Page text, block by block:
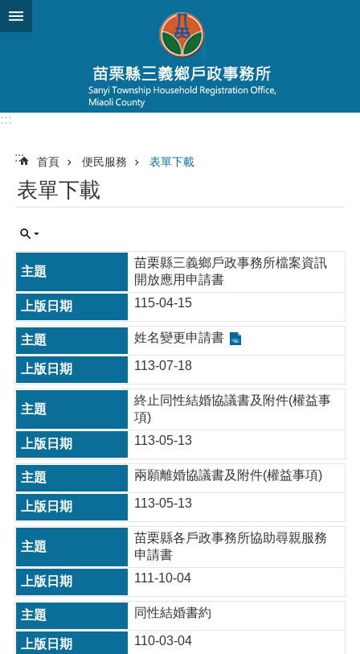
跳到主要內容區塊
:::
::: 首頁 便民服務 表單下載
表單下載
苗栗縣三義鄉戶政事務所檔案資訊
開放應用申請書
115-04-15
姓名變更申請書
113-07-18
終止同性結婚協議書及附件(權益事
項)
113-05-13
兩願離婚協議書及附件(權益事項)
113-05-13
苗栗縣各戶政事務所協助尋親服務
申請書
111-10-04
同性結婚書約
110-03-04